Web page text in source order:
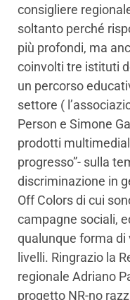
consigliere
soltanto perché
più profondi, ma
coinvolti tre istituti
un percorso
settore (
Person e Simone
prodotti
progresso”- sulla
discriminazione in
Off Colors di cui
campagne sociali,
qualunque forma di
livelli. Ringrazio la
regionale Adriano
progetto NR-no